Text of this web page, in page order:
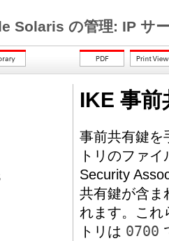
Solaris の管理: IP サ
IKE 事
事前共有鍵を
トリのファ
Security
共有鍵が含ま
れます。こ
トリは 0700